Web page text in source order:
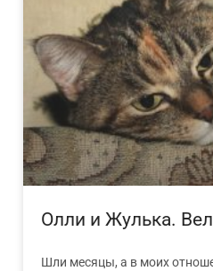
Олли и Жулька.
Шли месяцы, а в моих